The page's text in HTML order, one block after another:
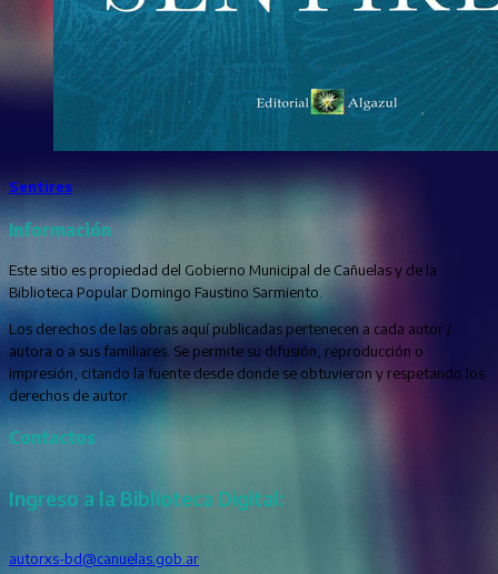
Sentires
Información
Este sitio es propiedad del Gobierno Municipal de Cañuelas y de la
Biblioteca Popular Domingo Faustino Sarmiento.
Los derechos de las obras aquí publicadas pertenecen a cada autor /
autora o a sus familiares. Se permite su difusión, reproducción o
impresión, citando la fuente desde donde se obtuvieron y respetando los
derechos de autor.
Contactos
Ingreso a la Biblioteca Digital:
autorxs-bd@canuelas.gob.ar